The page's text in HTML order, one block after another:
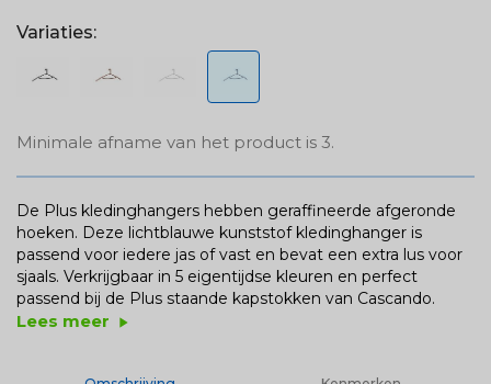
Variaties:
Minimale afname van het product is 3.
De Plus kledinghangers hebben geraffineerde afgeronde
hoeken. Deze lichtblauwe kunststof kledinghanger is
passend voor iedere jas of vast en bevat een extra lus voor
sjaals. Verkrijgbaar in 5 eigentijdse kleuren en perfect
passend bij de Plus staande kapstokken van Cascando.
Lees meer play_arrow